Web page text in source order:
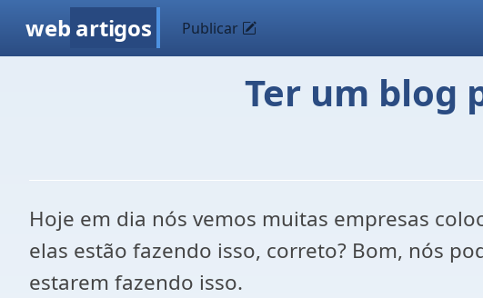
web artigos Publicar
Ter um blog
Hoje em dia nós vemos muitas empresas
elas estão fazendo isso, correto? Bom, nós
estarem fazendo isso.